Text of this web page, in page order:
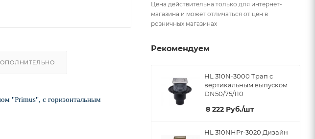
"Primus", с горизонтальным
Цена действительна только для интернет-
магазина и может отличаться от цен в
розничных магазинах
Рекомендуем
HL 310N-3000 Трап с
вертикальным выпуском
DN50/75/110
8 222 Руб./шт
HL 310NHPr-3020 Дизайн